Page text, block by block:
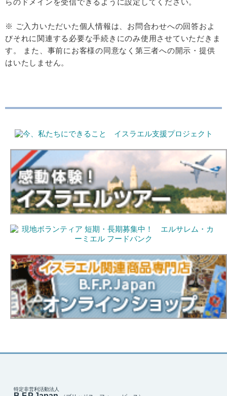
らのドメインを受信できるように設定してください。
※ ご入力いただいた個人情報は、お問合わせへの回答およ
びそれに関連する必要な手続きにのみ使用させていただきま
す。 また、事前にお客様の同意なく第三者への開示・提供
はいたしません。
特定非営利活動法人